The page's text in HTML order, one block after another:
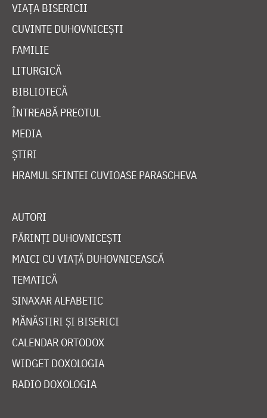
VIAȚA BISERICII
CUVINTE DUHOVNICEȘTI
FAMILIE
LITURGICĂ
BIBLIOTECĂ
ÎNTREABĂ PREOTUL
MEDIA
ȘTIRI
HRAMUL SFINTEI CUVIOASE PARASCHEVA
AUTORI
PĂRINȚI DUHOVNICEȘTI
MAICI CU VIAȚĂ DUHOVNICEASCĂ
TEMATICĂ
SINAXAR ALFABETIC
MĂNĂSTIRI ȘI BISERICI
CALENDAR ORTODOX
WIDGET DOXOLOGIA
RADIO DOXOLOGIA